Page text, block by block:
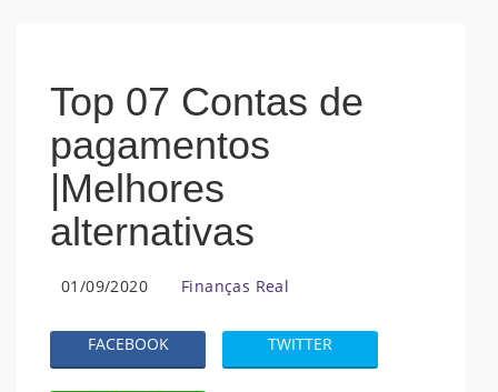
Top 07 Contas de
pagamentos
|Melhores
alternativas
01/09/2020 Finanças Real
FACEBOOK TWITTER